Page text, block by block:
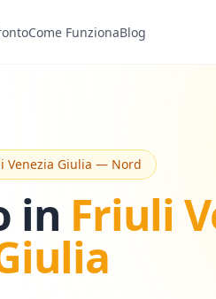
Come FunzionaBlog
Venezia Giulia — Nord
in Friuli